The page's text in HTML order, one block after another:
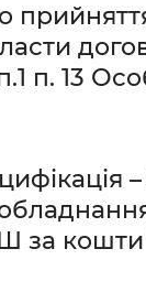
п. 13
за